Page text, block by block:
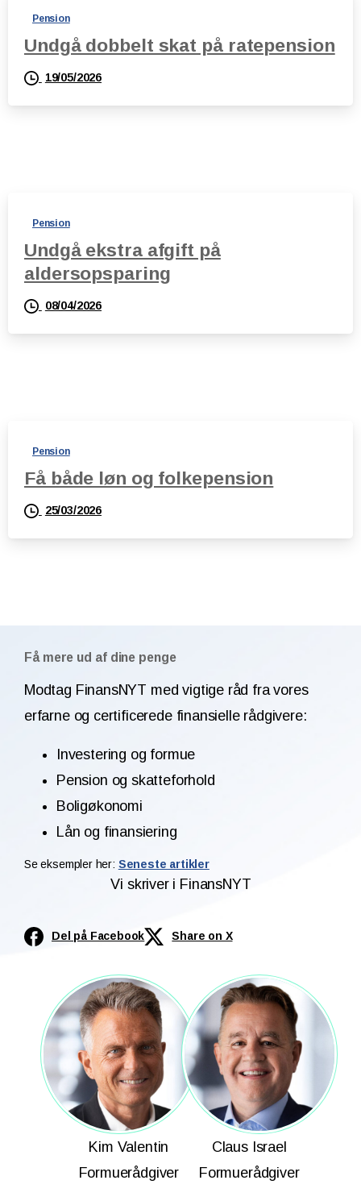
Pension
Undgå dobbelt skat på ratepension
19/05/2026
Pension
Undgå ekstra afgift på
aldersopsparing
08/04/2026
Pension
Få både løn og folkepension
25/03/2026
Få mere ud af dine penge
Modtag FinansNYT med vigtige råd fra vores
erfarne og certificerede finansielle rådgivere:
Investering og formue
Pension og skatteforhold
Boligøkonomi
Lån og finansiering
Se eksempler her: Seneste artikler
Vi skriver i FinansNYT
Del på Facebook Share on X
Kim Valentin
Formuerådgiver
Claus Israel
Formuerådgiver